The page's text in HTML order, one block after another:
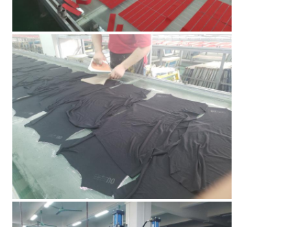
KIỂM
SOÁT
CHẤT
LƯỢNG
LIÊN
HỆ
CHÚNG
TÔI